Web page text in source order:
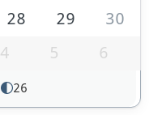
28 29
30
4 5 6
26